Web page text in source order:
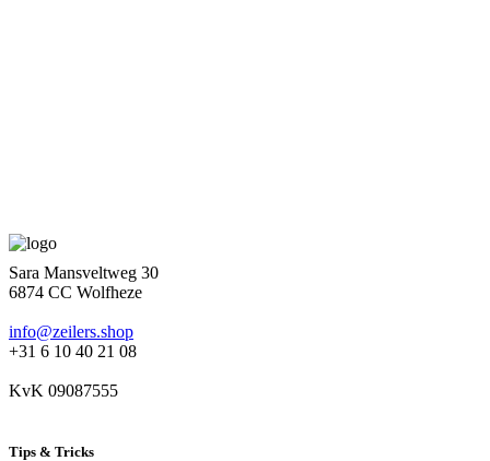
Sara Mansveltweg 30
6874 CC Wolfheze
info@zeilers.shop
+31 6 10 40 21 08
KvK 09087555
Tips & Tricks